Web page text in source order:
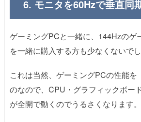
6. モニタを60Hzで垂直同
ゲーミングPCと一緒に、144Hzのゲ
を一緒に購入する方も少なくないでし
これは当然、ゲーミングPCの性能を
のなので、CPU・グラフィックボー
が全開で動くのでうるさくなります。